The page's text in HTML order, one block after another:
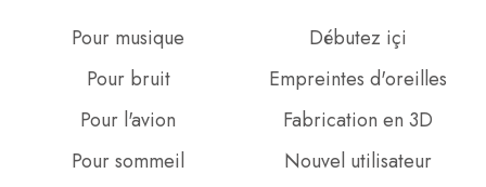
Pour musique
Pour bruit
Pour l'avion
Pour sommeil
Débutez içi
Empreintes d'oreilles
Fabrication en 3D
Nouvel utilisateur